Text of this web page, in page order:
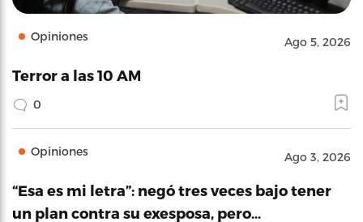
Opiniones Ago 5, 2026
Terror a las 10 AM
0
Opiniones Ago 3, 2026
“Esa es mi letra”: negó tres veces bajo tener
un plan contra su exesposa, pero…